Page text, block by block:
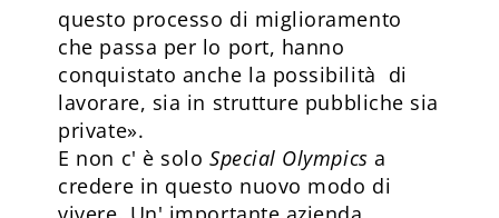
questo processo di miglioramento
che passa per lo port, hanno
conquistato anche la possibilità di
lavorare, sia in strutture pubbliche sia
private».
E non c' è solo Special Olympicsa
credere in questo nuovo modo di